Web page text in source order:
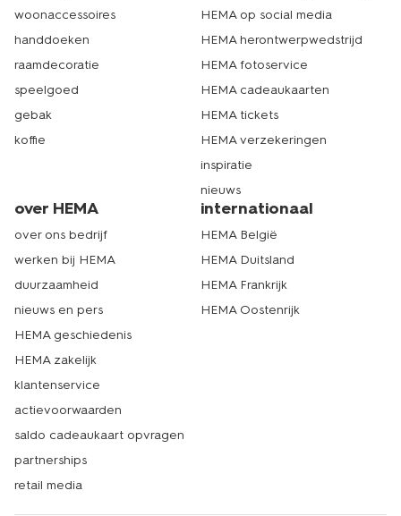
woonaccessoires
handdoeken
raamdecoratie
speelgoed
gebak
koffie
HEMA op social media
HEMA herontwerpwedstrijd
HEMA fotoservice
HEMA cadeaukaarten
HEMA tickets
HEMA verzekeringen
inspiratie
nieuws
over HEMA
over ons bedrijf
werken bij HEMA
duurzaamheid
nieuws en pers
HEMA geschiedenis
HEMA zakelijk
klantenservice
actievoorwaarden
saldo cadeaukaart opvragen
partnerships
retail media
internationaal
HEMA België
HEMA Duitsland
HEMA Frankrijk
HEMA Oostenrijk